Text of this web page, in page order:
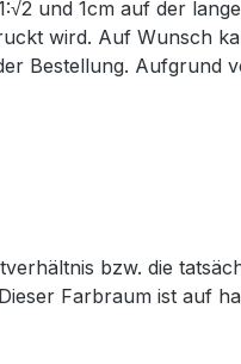
und 1cm auf der
wird. Auf Wunsch
Bestellung. Aufgrund
bzw. die
Farbraum ist auf